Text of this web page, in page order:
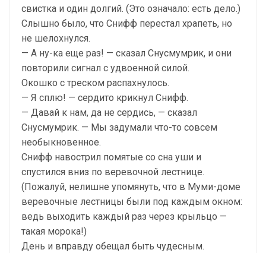
свистка и один долгий. (Это означало: есть дело.)
Слышно было, что Снифф перестал храпеть, но
не шелохнулся.
— А ну-ка еще раз! — сказал Снусмумрик, и они
повторили сигнал с удвоенной силой.
Окошко с треском распахнулось.
— Я сплю! — сердито крикнул Снифф.
— Давай к нам, да не сердись, — сказал
Снусмумрик. — Мы задумали что-то совсем
необыкновенное.
Снифф навострил помятые со сна уши и
спустился вниз по веревочной лестнице.
(Пожалуй, нелишне упомянуть, что в Муми-доме
веревочные лестницы были под каждым окном:
ведь выходить каждый раз через крыльцо —
такая морока!)
День и вправду обещал быть чудесным.